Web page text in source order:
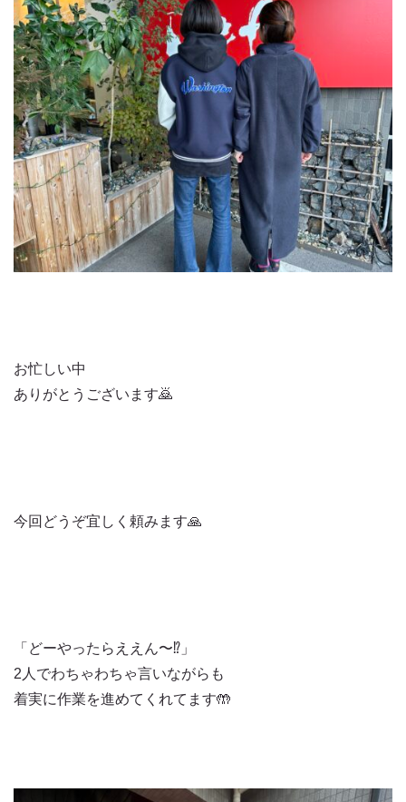
お忙しい中
ありがとうございます🙇
今回どうぞ宜しく頼みます🙏
「どーやったらええん〜⁉️」
2人でわちゃわちゃ言いながらも
着実に作業を進めてくれてます🤲